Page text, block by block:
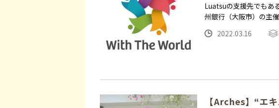
Luatsuの支援先でもあ
州銀行（大阪市）の主
2022.03.16
【Arches】“エ